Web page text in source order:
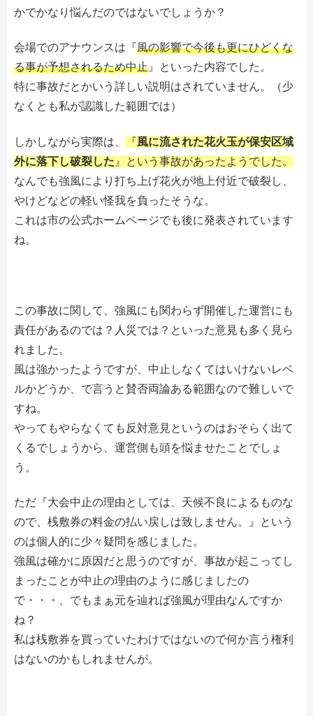
かでかなり悩んだのではないでしょうか？
会場でのアナウンスは『風の影響で今後も更にひどくな
る事が予想されるため中止』といった内容でした。
特に事故だとかいう詳しい説明はされていません。（少
なくとも私が認識した範囲では）
しかしながら実際は、 『風に流された花火玉が保安区域
外に落下し破裂した 』という事故があったようでした。
なんでも強風により打ち上げ花火が地上付近で破裂し、
やけどなどの軽い怪我を負ったそうな。
これは市の公式ホームページでも後に発表されています
ね。
この事故に関して、強風にも関わらず開催した運営にも
責任があるのでは？人災では？といった意見も多く見ら
れました。
風は強かったようですが、中止しなくてはいけないレベ
ルかどうか、で言うと賛否両論ある範囲なので難しいで
すね。
やってもやらなくても反対意見というのはおそらく出て
くるでしょうから、運営側も頭を悩ませたことでしょ
う。
ただ『大会中止の理由としては、天候不良によるものな
ので、桟敷券の料金の払い戻しは致しません。』という
のは個人的に少々疑問を感じました。
強風は確かに原因だと思うのですが、事故が起こってし
まったことが中止の理由のように感じましたの
で・・・、でもまぁ元を辿れば強風が理由なんですか
ね？
私は桟敷券を買っていたわけではないので何か言う権利
はないのかもしれませんが。